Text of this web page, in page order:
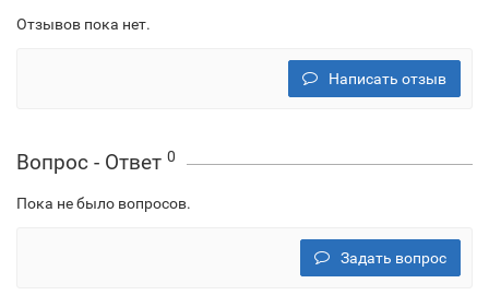
Отзывов пока нет.
Написать отзыв
Вопрос - Ответ 0
Пока не было вопросов.
Задать вопрос